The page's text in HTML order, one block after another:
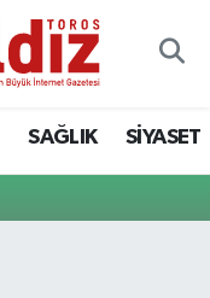
SAĞLIK SİYASET